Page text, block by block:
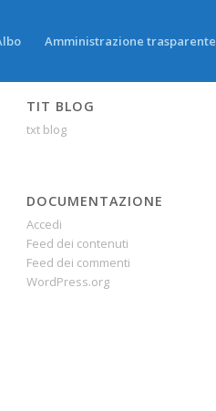
Amministrazione trasparente
TIT BLOG
txt blog
DOCUMENTAZIONE
Accedi
Feed dei contenuti
Feed dei commenti
WordPress.org